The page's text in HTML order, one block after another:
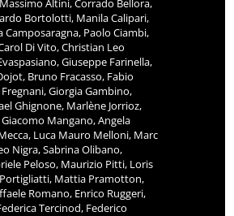
Altini, Corrado Bellora,
Bortolotti, Manila Calipari,
Camposaragna, Paolo Ciambi,
Di Vito, Christian Leo
Giuseppe Farinella,
Bruno Fracasso, Fabio
Giorgia Gambino,
Ghignone, Marlène Jorrioz,
Mangano, Angela
Luca Mauro Melloni, Marc
Nigra, Sabrina Olibano,
Peloso, Maurizio Pitti, Loris
Mattia Pramotton,
Romano, Enrico Ruggeri,
Tercinod, Federico